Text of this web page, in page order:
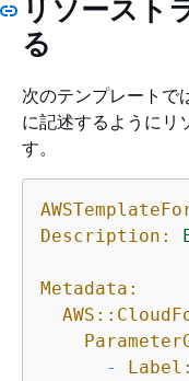
リソースト
る
次のテンプレートで
に記述するようにリ
す。
Description:
Metadata:
-
Label: